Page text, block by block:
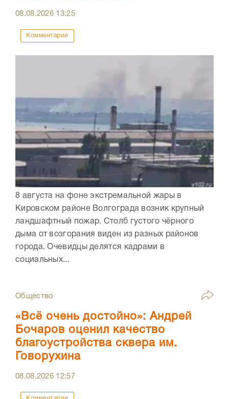
08.08.2026 13:25
Комментарии
8 августа на фоне экстремальной жары в
Кировском районе Волгограда возник крупный
ландшафтный пожар. Столб густого чёрного
дыма от возгорания виден из разных районов
города. Очевидцы делятся кадрами в
социальных...
Общество
«Всё очень достойно»: Андрей
Бочаров оценил качество
благоустройства сквера им.
Говорухина
08.08.2026 12:57